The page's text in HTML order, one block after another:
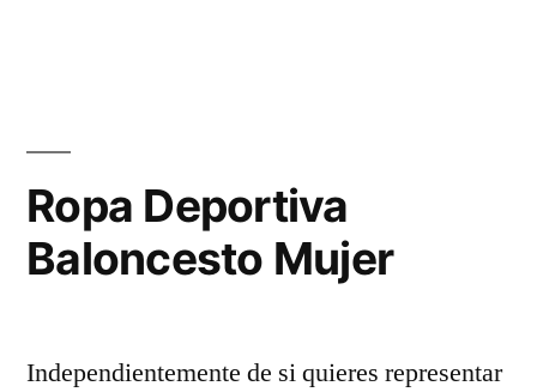
Ropa Deportiva
Baloncesto Mujer
Independientemente de si quieres representar